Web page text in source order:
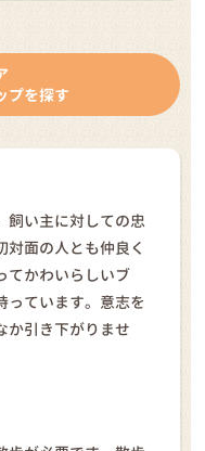
プを探す
飼い主に対しての忠
面の人とも仲良く
てかわいらしいブ
っています。意志を
か引き下がりませ